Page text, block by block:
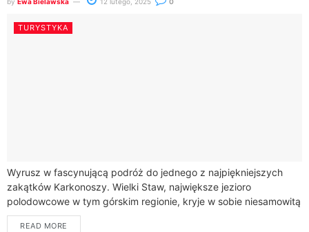
TURYSTYKA
Wyrusz w fascynującą podróż do jednego z najpiękniejszych
zakątków Karkonoszy. Wielki Staw, największe jezioro
polodowcowe w tym górskim regionie, kryje w sobie niesamowitą
historię geologiczną i niezwykłe piękno przyrody.Położony na...
READ MORE